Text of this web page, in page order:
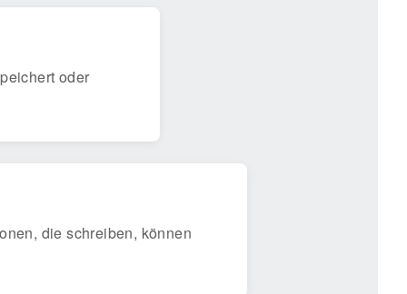
oder
die schreiben, können